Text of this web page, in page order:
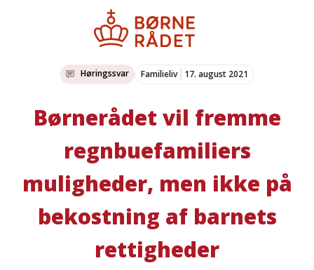
Høringssvar Familieliv 17. august 2021
Børnerådet vil fremme
regnbuefamiliers
muligheder, men ikke på
bekostning af barnets
rettigheder